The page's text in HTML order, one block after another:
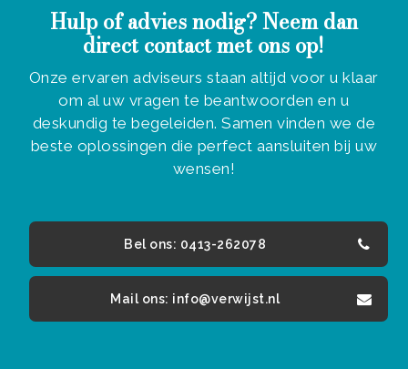
Hulp of advies nodig? Neem dan
direct contact met ons op!
Onze ervaren adviseurs staan altijd voor u klaar
om al uw vragen te beantwoorden en u
deskundig te begeleiden. Samen vinden we de
beste oplossingen die perfect aansluiten bij uw
wensen!
Bel ons: 0413-262078
Mail ons: info@verwijst.nl